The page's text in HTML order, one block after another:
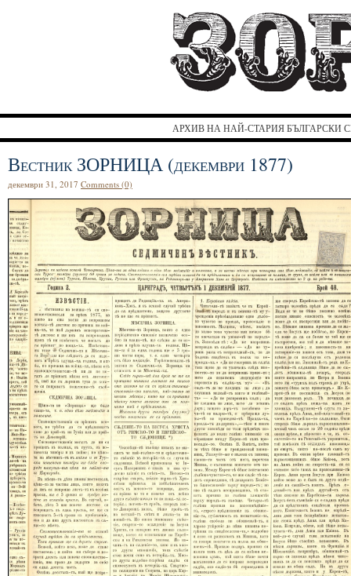
АРХИВ НА НАЙ-СТАРИЯ БЪЛГАРСКИ
Вестник ЗОРНИЦА (декември 1877)
декември 31, 2017 Comments (0)